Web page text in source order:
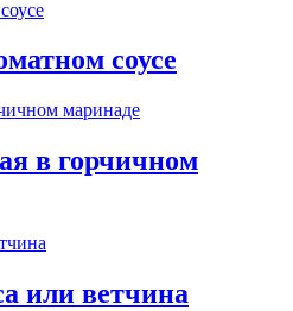
соусе
в горчичном
или ветчина